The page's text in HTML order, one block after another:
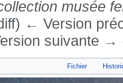
musée
← Version
suivante →
Fichier